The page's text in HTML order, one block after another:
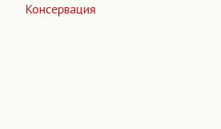
Консервация